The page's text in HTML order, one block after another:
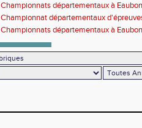
Championnats départementaux à
Championnat départementaux
Championnats départementaux à